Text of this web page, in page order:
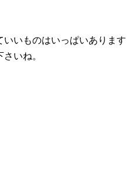
いものはいっぱいあります
いね。